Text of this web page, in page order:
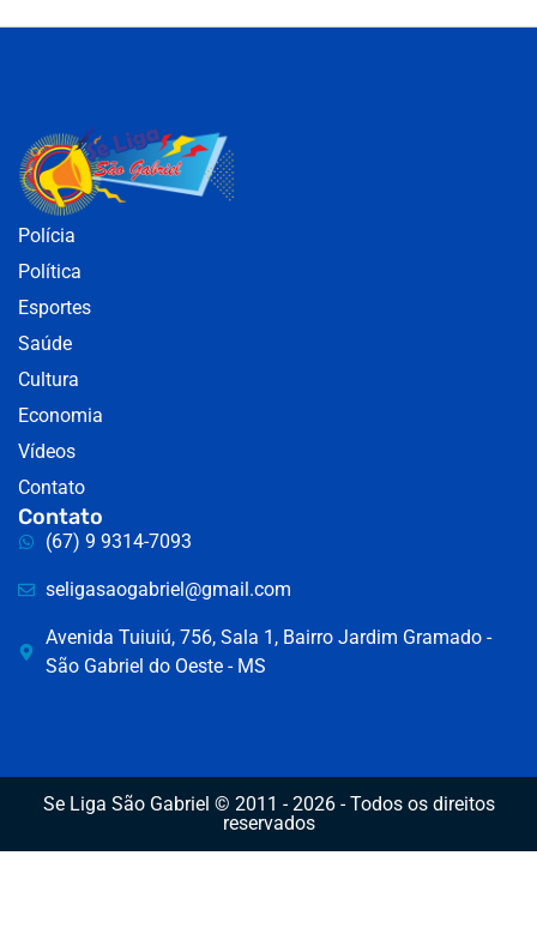
Polícia
Política
Esportes
Saúde
Cultura
Economia
Vídeos
Contato
Contato
(67) 9 9314-7093
seligasaogabriel@gmail.com
Avenida Tuiuiú, 756, Sala 1, Bairro Jardim Gramado -
São Gabriel do Oeste - MS
Se Liga São Gabriel © 2011 - 2026 - Todos os direitos
reservados